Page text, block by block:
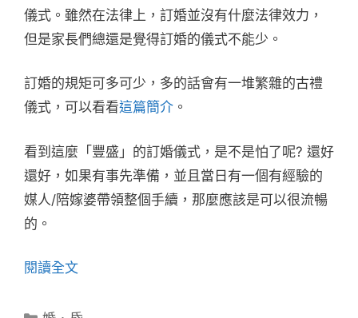
儀式。雖然在法律上，訂婚並沒有什麼法律效力，
但是家長們總還是覺得訂婚的儀式不能少。
訂婚的規矩可多可少，多的話會有一堆繁雜的古禮
儀式，可以看看這篇簡介 。
看到這麼「豐盛」的訂婚儀式，是不是怕了呢? 還好
還好，如果有事先準備，並且當日有一個有經驗的
媒人/陪嫁婆帶領整個手續，那麼應該是可以很流暢
的。
閱讀全文